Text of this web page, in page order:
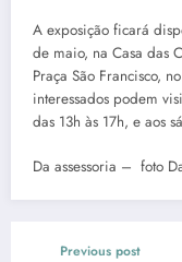
A exposição ficará
de maio, na Casa das
Praça São Francisco,
interessados podem
das 13h às 17h, e aos
Da assessoria – foto
Previous post